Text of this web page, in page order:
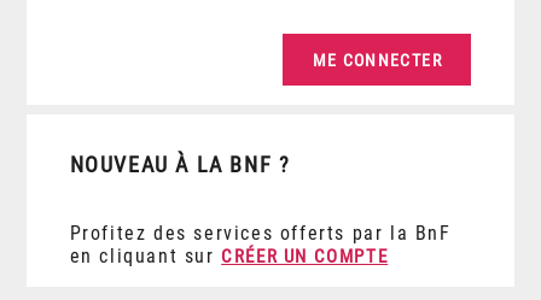
NOUVEAU À LA BNF ?
Profitez des services offerts par la BnF
en cliquant sur CRÉER UN COMPTE